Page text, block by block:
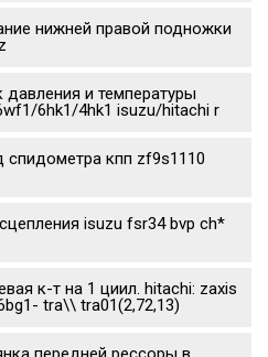
нижней правой подножки
давления и температуры
6hk1/4hk1 isuzu/hitachi r
спидометра кпп zf9s1110
isuzu fsr34 bvp ch*
к-т на 1 циил. hitachi: zaxis
tra\\ tra01(2,72,13)